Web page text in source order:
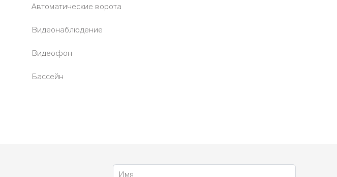
Автоматические ворота
Видеонаблюдение
Видеофон
Бассейн